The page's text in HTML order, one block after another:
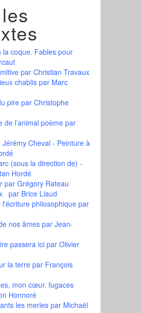
la coque. Fables pour
par Christian Travaux
chablispar Marc
pirepar Christophe
de l’animal poèmepar
Cheval - Peinture à
(sous la direction de) -
Hordé
par Grégory Rateau
par Brice Liaud
philosophiquepar
nos âmespar Jean-
passera icipar Olivier
la terrepar François
mon cœur, fugaces
Honnoré
les merlespar Michaël